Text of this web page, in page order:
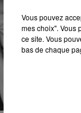
Vous pouvez
mes choix". Vous
ce site. Vous
bas de chaque